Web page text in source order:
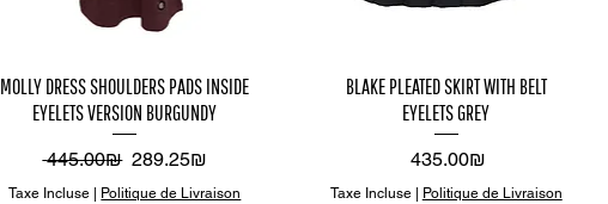
Aperçu
rapide
MOLLY DRESS SHOULDERS PADS INSIDE
EYELETS VERSION BURGUNDY
Prix original
‏445.00 ‏₪ Prix promotionnel
‏289.25 ‏₪
Taxe Incluse Politique de Livraison
Aperçu
rapide
BLAKE PLEATED SKIRT WITH BELT
EYELETS GREY
Prix ‏435.00 ‏₪
Taxe Incluse| Politique de Livraison